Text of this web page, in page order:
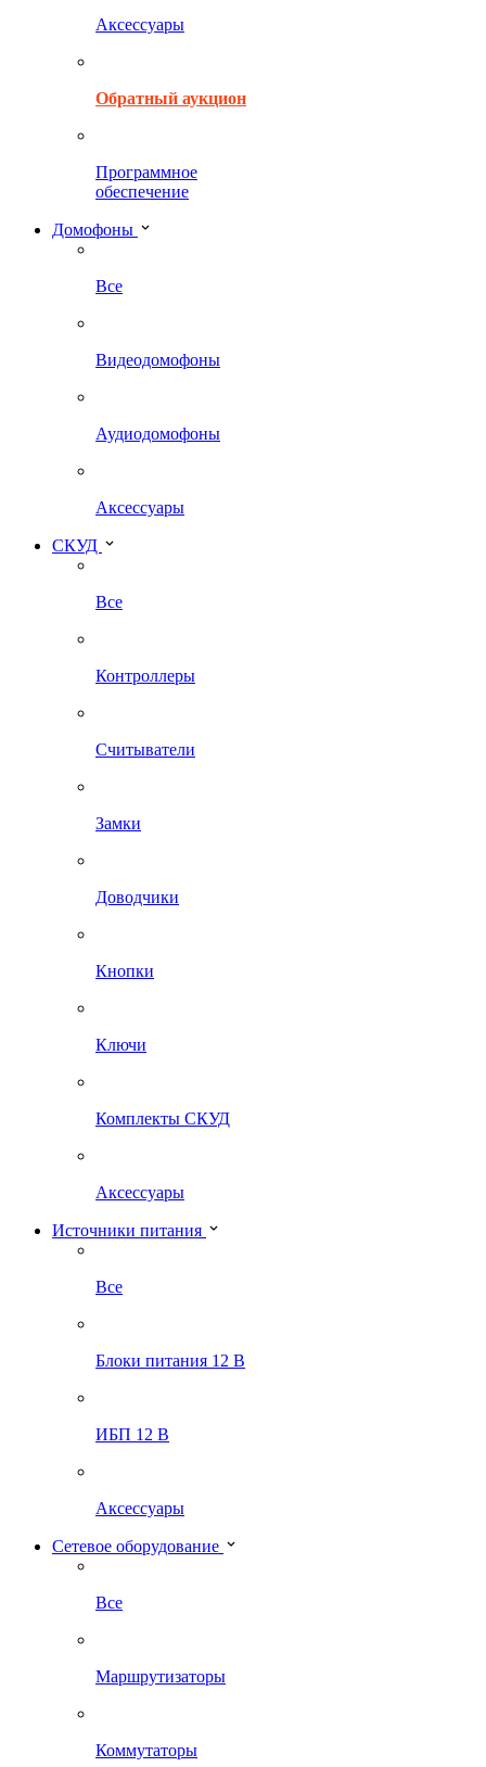
Аксессуары
Обратный аукцион
Программное
обеспечение
Домофоны
Все
Видеодомофоны
Аудиодомофоны
Аксессуары
СКУД
Все
Контроллеры
Считыватели
Замки
Доводчики
Кнопки
Ключи
Комплекты СКУД
Аксессуары
Источники питания
Все
Блоки питания 12 В
ИБП 12 В
Аксессуары
Сетевое оборудование
Все
Маршрутизаторы
Коммутаторы